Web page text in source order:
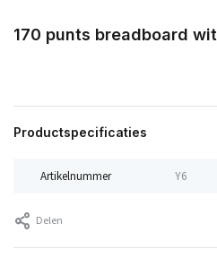
170 punts breadboard wit
Productspecificaties
Artikelnummer Y6
Delen